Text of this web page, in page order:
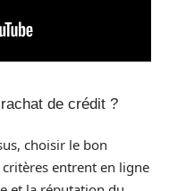
de crédit ?
choisir le bon
entrent en ligne